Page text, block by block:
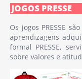
JOGOS PRESSE
Os jogos PRESSE
aprendizagens
formal PRESSE,
sobre valores e